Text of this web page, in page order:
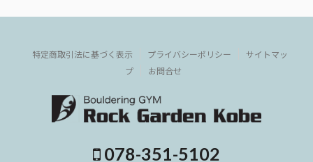
特定商取引法に基づく表示 プライバシーポリシー
サイトマッ
プ
お問合せ
078-351-5102